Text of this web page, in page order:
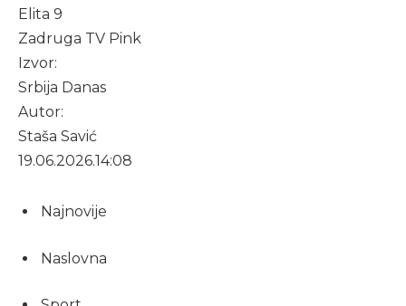
Elita 9
Zadruga TV Pink
Izvor:
Srbija Danas
Autor:
Staša Savić
19.06.2026.14:08
Najnovije
Naslovna